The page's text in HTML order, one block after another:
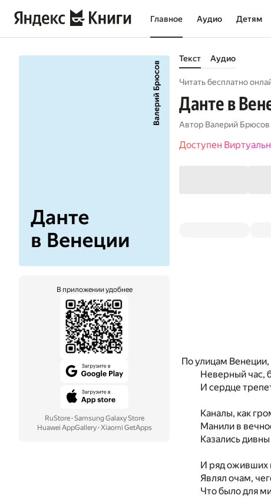
Главное Аудио Детям
В приложении удобнее
RuStore· Samsung Galaxy Store
Huawei AppGallery· Xiaomi GetApps
Текст Аудио
Читать бесплатно
Данте в
Автор Валерий Брюсов
Доступен
По улицам
Неверный час,
И сердце
Каналы, как
Манили в
Казались
И ряд оживших
Являл очам,
Что было для